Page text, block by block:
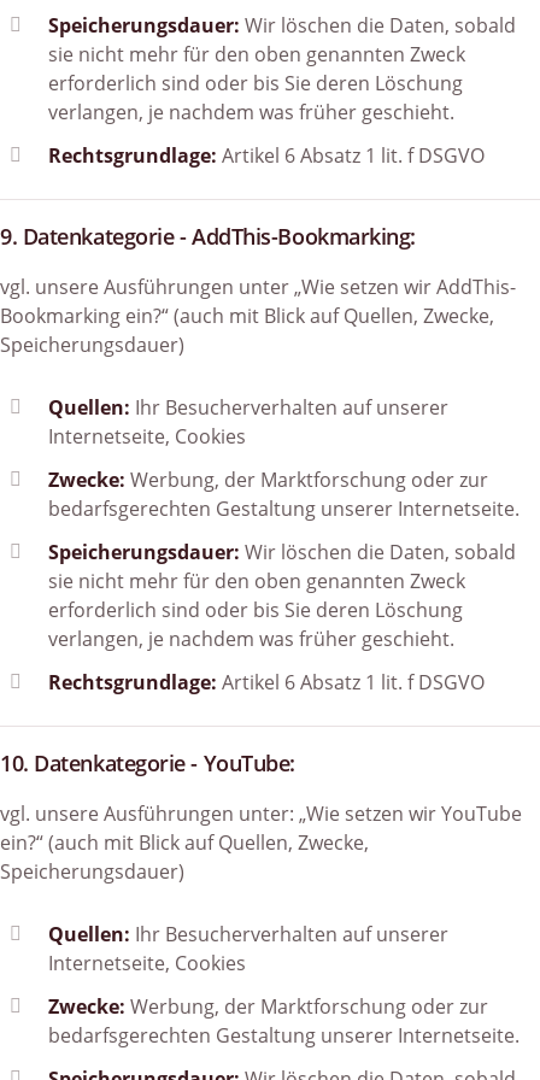
Speicherungsdauer: Wir löschen die Daten, sobald
sie nicht mehr für den oben genannten Zweck
erforderlich sind oder bis Sie deren Löschung
verlangen, je nachdem was früher geschieht.
Rechtsgrundlage: Artikel 6 Absatz 1 lit. f DSGVO
9. Datenkategorie - AddThis-Bookmarking:
vgl. unsere Ausführungen unter „Wie setzen wir AddThis-
Bookmarking ein?“ (auch mit Blick auf Quellen, Zwecke,
Speicherungsdauer)
Quellen: Ihr Besucherverhalten auf unserer
Internetseite, Cookies
Zwecke: Werbung, der Marktforschung oder zur
bedarfsgerechten Gestaltung unserer Internetseite.
Speicherungsdauer: Wir löschen die Daten, sobald
sie nicht mehr für den oben genannten Zweck
erforderlich sind oder bis Sie deren Löschung
verlangen, je nachdem was früher geschieht.
Rechtsgrundlage: Artikel 6 Absatz 1 lit. f DSGVO
10. Datenkategorie - YouTube:
vgl. unsere Ausführungen unter: „Wie setzen wir YouTube
ein?“ (auch mit Blick auf Quellen, Zwecke,
Speicherungsdauer)
Quellen: Ihr Besucherverhalten auf unserer
Internetseite, Cookies
Zwecke: Werbung, der Marktforschung oder zur
bedarfsgerechten Gestaltung unserer Internetseite.